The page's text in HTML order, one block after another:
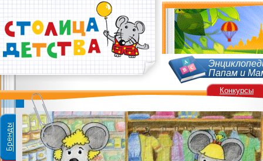
Папам и
Конкурсы